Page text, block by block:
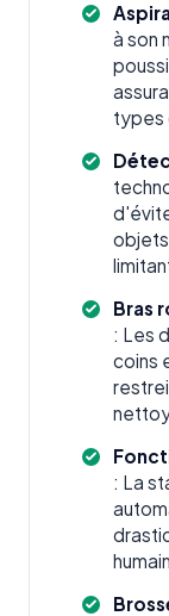
à son
types
objets
Bras
: Les
coins
: La